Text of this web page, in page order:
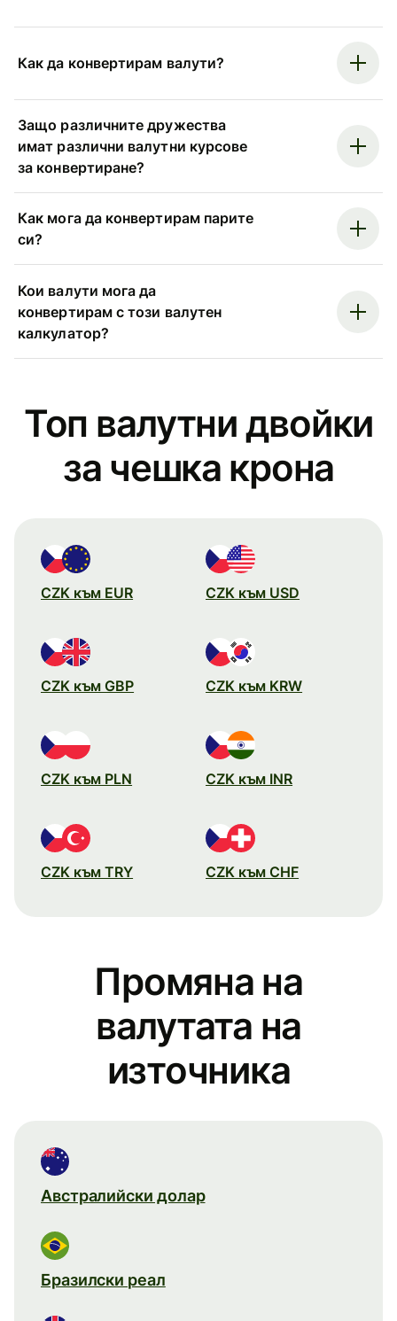
Как да конвертирам валути?
Защо различните дружества
имат различни валутни курсове
за конвертиране?
Как мога да конвертирам парите
си?
Кои валути мога да
конвертирам с този валутен
калкулатор?
Топ валутни двойки
за чешка крона
CZK към EUR CZK към USD
CZK към GBP CZK към KRW
CZK към PLN CZK към INR
CZK към TRY CZK към CHF
Промяна на
валутата на
източника
Австралийски долар
Бразилски реал